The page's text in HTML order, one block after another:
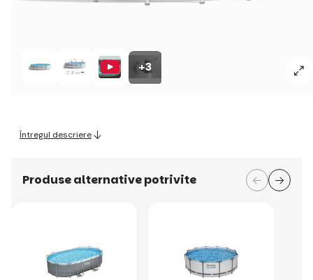
+3
Întregul descriere
Produse alternative potrivite